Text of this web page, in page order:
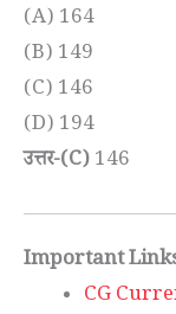
(A) 164
(B) 149
(C) 146
(D) 194
उत्तर-(C)146
Important
CG